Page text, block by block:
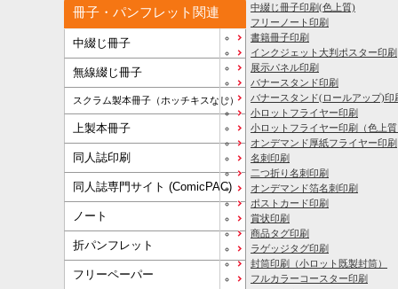
冊子・パンフレット関連
中綴じ冊子
無線綴じ冊子
スクラム製本冊子（ホッチキスなし）
上製本冊子
同人誌印刷
同人誌専門サイト (ComicPAC)
ノート
折パンフレット
フリーペーパー
中綴じ冊子印刷(色上質)
フリーノート印刷
書籍冊子印刷
インクジェット大判ポスター印刷
展示パネル印刷
バナースタンド印刷
バナースタンド(ロールアップ)印
小ロットフライヤー印刷
小ロットフライヤー印刷（色上
オンデマンド厚紙フライヤー印刷
名刺印刷
二つ折り名刺印刷
オンデマンド箔名刺印刷
ポストカード印刷
賞状印刷
商品タグ印刷
ラゲッジタグ印刷
封筒印刷
（小ロット既製封筒）
フルカラーコースター印刷